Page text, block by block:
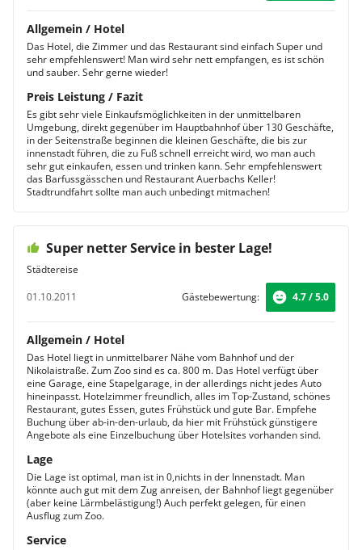
Allgemein / Hotel
Das Hotel, die Zimmer und das Restaurant sind einfach Super und
sehr empfehlenswert! Man wird sehr nett empfangen, es ist schön
und sauber. Sehr gerne wieder!
Preis Leistung / Fazit
Es gibt sehr viele Einkaufsmöglichkeiten in der unmittelbaren
Umgebung, direkt gegenüber im Hauptbahnhof über 130 Geschäfte,
in der Seitenstraße beginnen die kleinen Geschäfte, die bis zur
innenstadt führen, die zu Fuß schnell erreicht wird, wo man auch
sehr gut einkaufen, essen und trinken kann. Sehr empfehlenswert
das Barfussgässchen und Restaurant Auerbachs Keller!
Stadtrundfahrt sollte man auch unbedingt mitmachen!
Super netter Service in bester Lage!
Städtereise
01.10.2011
Gästebewertung: 4.7 / 5.0
Allgemein / Hotel
Das Hotel liegt in unmittelbarer Nähe vom Bahnhof und der
Nikolaistraße. Zum Zoo sind es ca. 800 m. Das Hotel verfügt über
eine Garage, eine Stapelgarage, in der allerdings nicht jedes Auto
hineinpasst. Hotelzimmer freundlich, alles im Top-Zustand, schönes
Restaurant, gutes Essen, gutes Frühstück und gute Bar. Empfehe
Buchung über ab-in-den-urlaub, da hier mit Frühstück günstigere
Angebote als eine Einzelbuchung über Hotelsites vorhanden sind.
Lage
Die Lage ist optimal, man ist in 0,nichts in der Innenstadt. Man
könnte auch gut mit dem Zug anreisen, der Bahnhof liegt gegenüber
(aber keine Lärmbelästigung!) Auch perfekt gelegen, für einen
Ausflug zum Zoo.
Service